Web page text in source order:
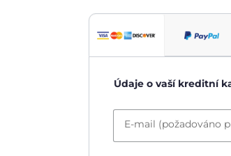
Údaje o vaší kreditní
E-mail (požadováno